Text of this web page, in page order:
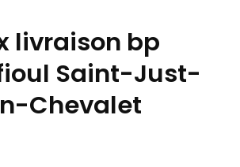
livraison bp
Saint-Just-
Chevalet